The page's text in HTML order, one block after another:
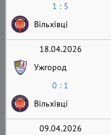
1 : 5
Вільхівці
18.04.2026
Ужгород
0 : 1
Вільхівці
09.04.2026